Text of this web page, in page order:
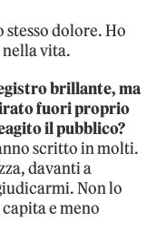
dolore. Ho
vita.
brillante, ma
fuori proprio
il pubblico?
scritto in molti.
davanti a
Non lo
e meno